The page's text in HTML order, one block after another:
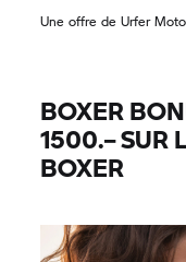
Une offre de Urfer
BOXER
1500.– SUR
BOXER